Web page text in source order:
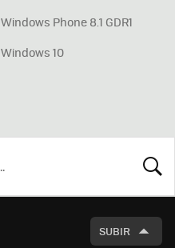
Windows Phone 8.1 GDR1
Windows 10
SUBIR